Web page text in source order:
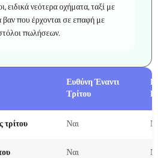
ειδικά νεότερα οχήματα, ταξί με
που έρχονται σε επαφή με
πωλήσεων.
Ευθύνη Έναντι
Τρίτου
Ναι
Ναι